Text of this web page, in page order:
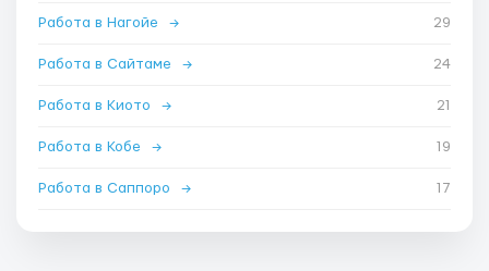
Работа в Нагойе → 29
Работа в Сайтаме → 24
Работа в Киото → 21
Работа в Кобе → 19
Работа в Саппоро → 17